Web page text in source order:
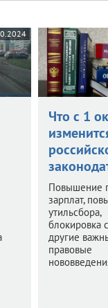
Что с 1
Повышение
зарплат,
утильсбора,
блокировка
другие
правовые